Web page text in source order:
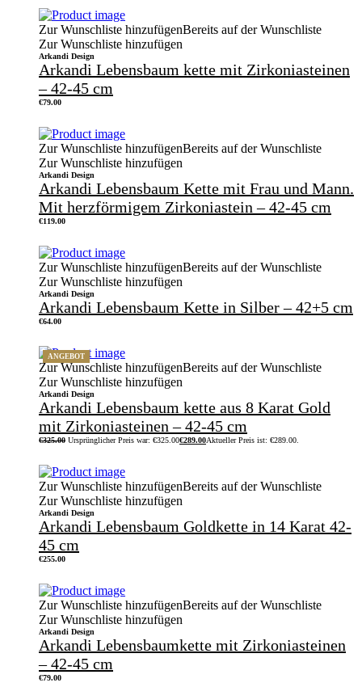
Zur Wunschliste hinzufügenBereits auf der Wunschliste
Zur Wunschliste hinzufügen
Arkandi Design
Arkandi Lebensbaum kette mit Zirkoniasteinen
– 42-45 cm
€79.00
Zur Wunschliste hinzufügenBereits auf der Wunschliste
Zur Wunschliste hinzufügen
Arkandi Design
Arkandi Lebensbaum Kette mit Frau und Mann.
Mit herzförmigem Zirkoniastein – 42-45 cm
€119.00
Zur Wunschliste hinzufügenBereits auf der Wunschliste
Zur Wunschliste hinzufügen
Arkandi Design
Arkandi Lebensbaum Kette in Silber – 42+5 cm
€64.00
ANGEBOT
Zur Wunschliste hinzufügenBereits auf der Wunschliste
Zur Wunschliste hinzufügen
Arkandi Design
Arkandi Lebensbaum kette aus 8 Karat Gold
mit Zirkoniasteinen – 42-45 cm
€325.00 Ursprünglicher Preis war: €325.00€289.00Aktueller Preis ist: €289.00.
Zur Wunschliste hinzufügenBereits auf der Wunschliste
Zur Wunschliste hinzufügen
Arkandi Design
Arkandi Lebensbaum Goldkette in 14 Karat 42-
45 cm
€255.00
Zur Wunschliste hinzufügenBereits auf der Wunschliste
Zur Wunschliste hinzufügen
Arkandi Design
Arkandi Lebensbaumkette mit Zirkoniasteinen
– 42-45 cm
€79.00